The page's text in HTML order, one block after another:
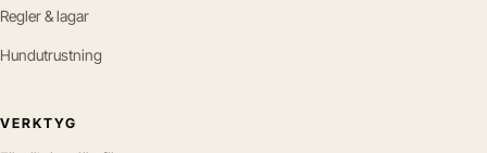
Regler & lagar
Hundutrustning
VERKTYG